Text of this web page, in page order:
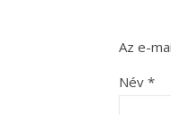
Az e-
Név *